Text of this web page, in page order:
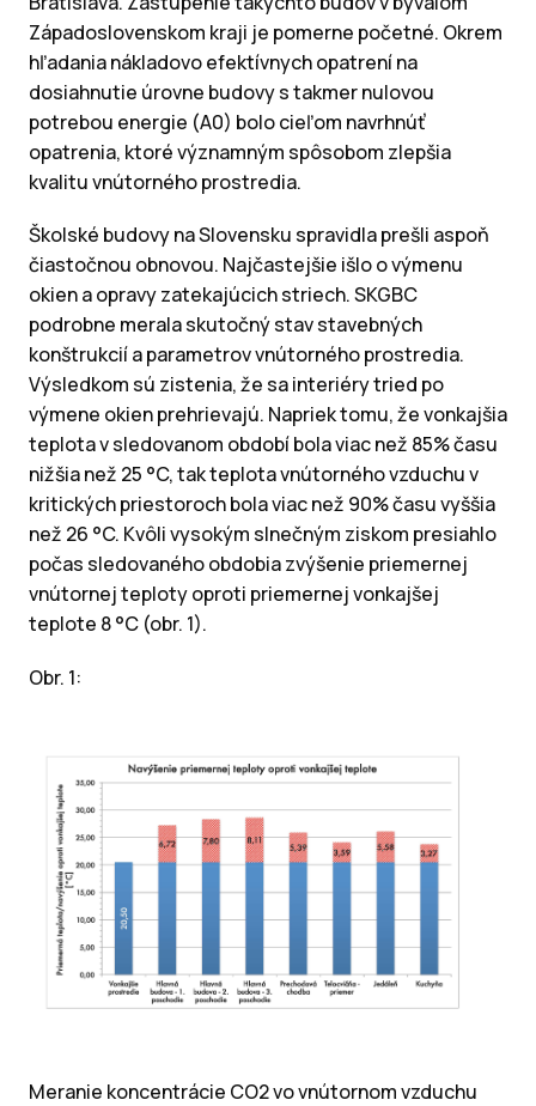
Západoslovenskom kraji je pomerne početné. Okrem
hľadania nákladovo efektívnych opatrení na
dosiahnutie úrovne budovy s takmer nulovou
potrebou energie (A0) bolo cieľom navrhnúť
opatrenia, ktoré významným spôsobom zlepšia
kvalitu vnútorného prostredia.
Školské budovy na Slovensku spravidla prešli aspoň
čiastočnou obnovou. Najčastejšie išlo o výmenu
okien a opravy zatekajúcich striech. SKGBC
podrobne merala skutočný stav stavebných
konštrukcií a parametrov vnútorného prostredia.
Výsledkom sú zistenia, že sa interiéry tried po
výmene okien prehrievajú. Napriek tomu, že vonkajšia
teplota v sledovanom období bola viac než 85% času
nižšia než 25 °C, tak teplota vnútorného vzduchu v
kritických priestoroch bola viac než 90% času vyššia
než 26 °C. Kvôli vysokým slnečným ziskom presiahlo
počas sledovaného obdobia zvýšenie priemernej
vnútornej teploty oproti priemernej vonkajšej
teplote 8 °C (obr. 1).
Obr. 1:
Meranie koncentrácie CO2 vo vnútornom vzduchu